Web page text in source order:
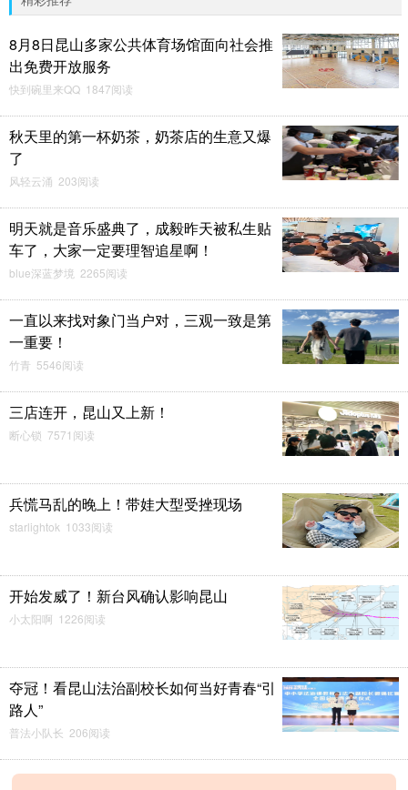
8月8日昆山多家公共体育场馆面向社会推
出免费开放服务
快到碗里来QQ 1847阅读
秋天里的第一杯奶茶，奶茶店的生意又爆
了
风轻云涌 203阅读
明天就是音乐盛典了，成毅昨天被私生贴
车了，大家一定要理智追星啊！
blue深蓝梦境 2265阅读
一直以来找对象门当户对，三观一致是第
一重要！
竹青 5546阅读
三店连开，昆山又上新！
断心锁 7571阅读
兵慌马乱的晚上！带娃大型受挫现场
starlightok 1033阅读
开始发威了！新台风确认影响昆山
小太阳啊 1226阅读
夺冠！看昆山法治副校长如何当好青春“引
路人”
普法小队长 206阅读